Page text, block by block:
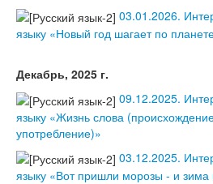
03.01.2026.
языку «Новый год шагает по
Декабрь, 2025 г.
09.12.2025.
языку «Жизнь слова
употребление)»
03.12.2025.
языку «Вот пришли морозы - и зима